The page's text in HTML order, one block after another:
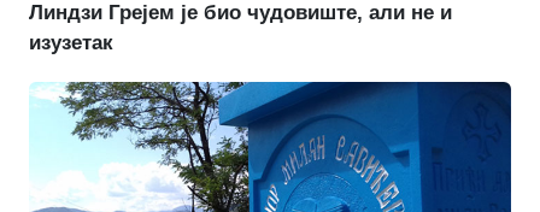
Линдзи Грејем је био чудовиште, али не и
изузетак